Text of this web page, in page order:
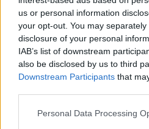
us or personal information
your opt-out. You may
disclosure of your personal
IAB’s list of downstream
also be disclosed by us to third
Downstream Participants that
Personal Data Processing
προδιαγραφών
Υπό κατασκευή βρίσκονται
241.000 τ.μ. νέων γραφείων,
108.000 τ.μ. βρίσκονται στο